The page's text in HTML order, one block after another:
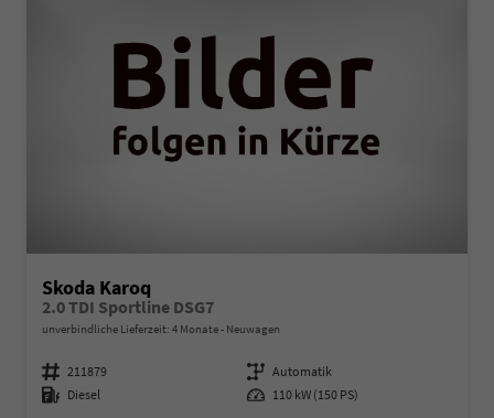
Skoda Karoq
2.0 TDI Sportline DSG7
unverbindliche Lieferzeit: 4 Monate Neuwagen
Fahrzeugnummer 211879 Getriebe Automatik
Kraftstoff Diesel Leistung 110 kW (150 PS)